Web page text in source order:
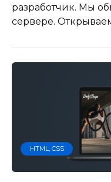
разработчик. Мы
сервере.
HTML, CSS